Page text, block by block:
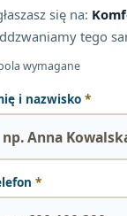
się na:
tego
wymagane
i nazwisko *
*